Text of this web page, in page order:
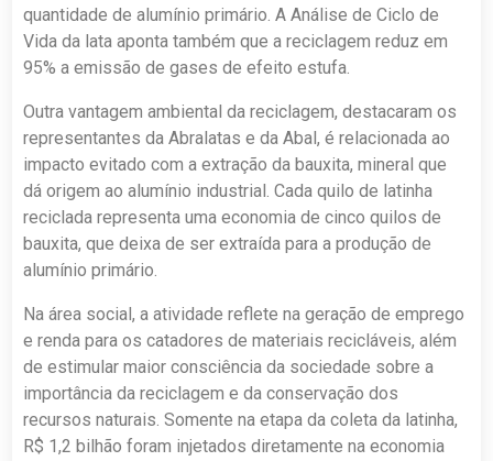
quantidade de alumínio primário. A Análise de Ciclo de
Vida da lata aponta também que a reciclagem reduz em
95% a emissão de gases de efeito estufa.
Outra vantagem ambiental da reciclagem, destacaram os
representantes da Abralatas e da Abal, é relacionada ao
impacto evitado com a extração da bauxita, mineral que
dá origem ao alumínio industrial. Cada quilo de latinha
reciclada representa uma economia de cinco quilos de
bauxita, que deixa de ser extraída para a produção de
alumínio primário.
Na área social, a atividade reflete na geração de emprego
e renda para os catadores de materiais recicláveis, além
de estimular maior consciência da sociedade sobre a
importância da reciclagem e da conservação dos
recursos naturais. Somente na etapa da coleta da latinha,
R$ 1,2 bilhão foram injetados diretamente na economia